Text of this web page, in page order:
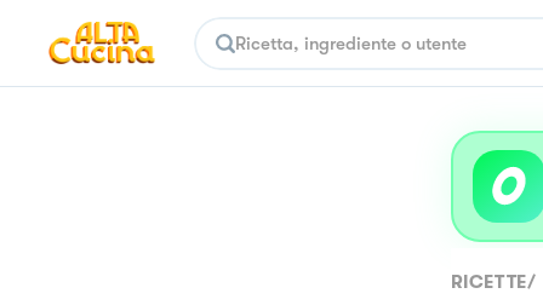
RICETTE/